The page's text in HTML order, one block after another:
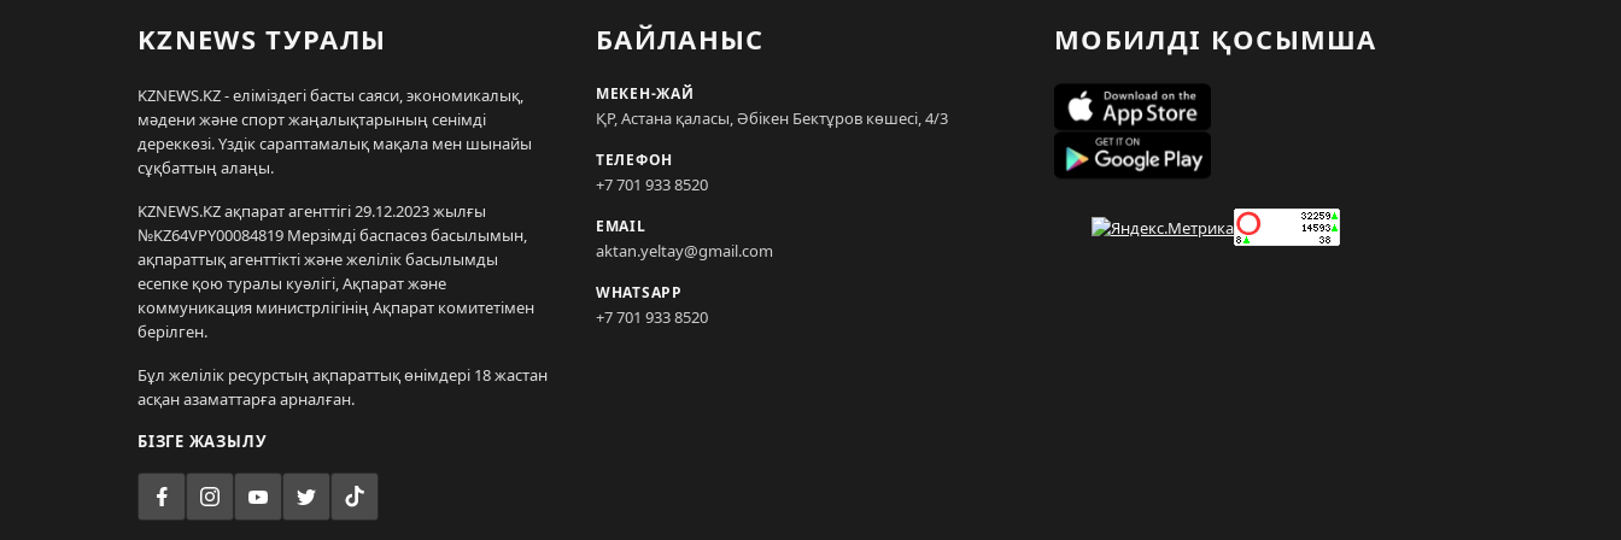
KZNEWS ТУРАЛЫ
KZNEWS.KZ - еліміздегі басты саяси, экономикалық,
мәдени және спорт жаңалықтарының сенімді
дереккөзі. Үздік сараптамалық мақала мен шынайы
сұқбаттың алаңы.
KZNEWS.KZ ақпарат агенттігі 29.12.2023 жылғы
№KZ64VPY00084819 Мерзімді баспасөз басылымын,
ақпараттық агенттікті және желілік басылымды
есепке қою туралы куәлігі, Ақпарат және
коммуникация министрлігінің Ақпарат комитетімен
берілген.
Бұл желілік ресурстың ақпараттық өнімдері 18 жастан
асқан азаматтарға арналған.
БІЗГЕ ЖАЗЫЛУ
БАЙЛАНЫС
МЕКЕН-ЖАЙ
ҚР, Астана қаласы, Әбікен Бектұров көшесі, 4/3
ТЕЛЕФОН
+7 701 933 8520
EMAIL
aktan.yeltay@gmail.com
WHATSAPP
+7 701 933 8520
МОБИЛДІ ҚОСЫМША